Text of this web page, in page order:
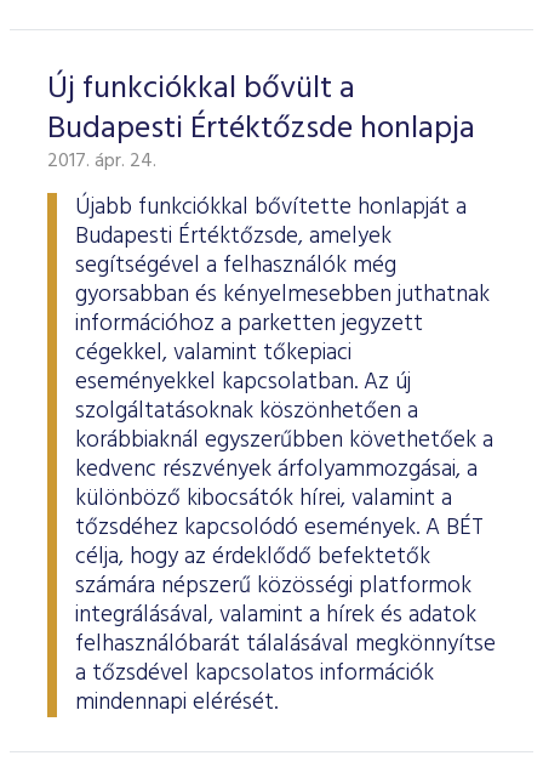
Új funkciókkal bővült a
Budapesti Értéktőzsde honlapja
2017. ápr. 24.
Újabb funkciókkal bővítette honlapját a
Budapesti Értéktőzsde, amelyek
segítségével a felhasználók még
gyorsabban és kényelmesebben juthatnak
információhoz a parketten jegyzett
cégekkel, valamint tőkepiaci
eseményekkel kapcsolatban. Az új
szolgáltatásoknak köszönhetően a
korábbiaknál egyszerűbben követhetőek a
kedvenc részvények árfolyammozgásai, a
különböző kibocsátók hírei, valamint a
tőzsdéhez kapcsolódó események. A BÉT
célja, hogy az érdeklődő befektetők
számára népszerű közösségi platformok
integrálásával, valamint a hírek és adatok
felhasználóbarát tálalásával megkönnyítse
a tőzsdével kapcsolatos információk
mindennapi elérését.